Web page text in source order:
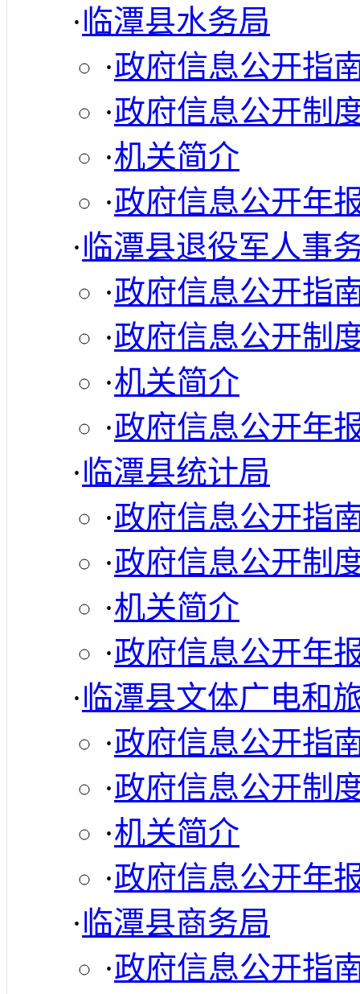
·临潭县水务局
·政府信息公开指
·政府信息公开制
·机关简介
·政府信息公开年
·临潭县退役军人事
·政府信息公开指
·政府信息公开制
·机关简介
·政府信息公开年
·临潭县统计局
·政府信息公开指
·政府信息公开制
·机关简介
·政府信息公开年
·临潭县文体广电和
·政府信息公开指
·政府信息公开制
·机关简介
·政府信息公开年
·临潭县商务局
·政府信息公开指